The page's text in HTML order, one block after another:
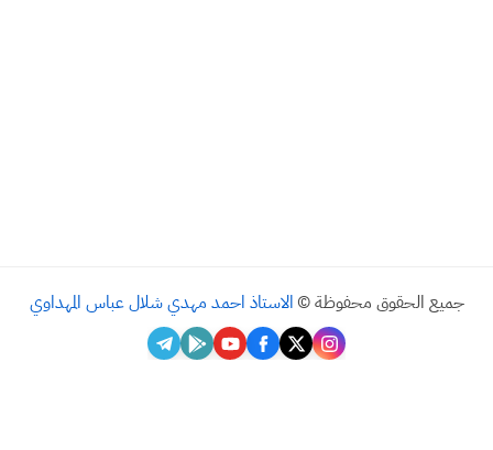
الحقوق محفوظة ©الاستاذ احمد مهدي شلال عباس المهداوي